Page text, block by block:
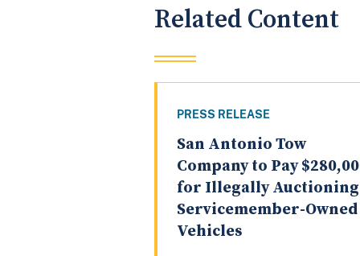
Related Content
PRESS RELEASE
San Antonio Tow
Company to Pay
for Illegally Auctioning
Servicemember-Owned
Vehicles